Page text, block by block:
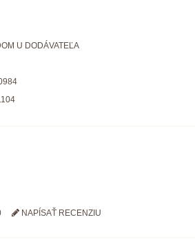
U DODÁVATEĽA
NAPÍSAŤ RECENZIU